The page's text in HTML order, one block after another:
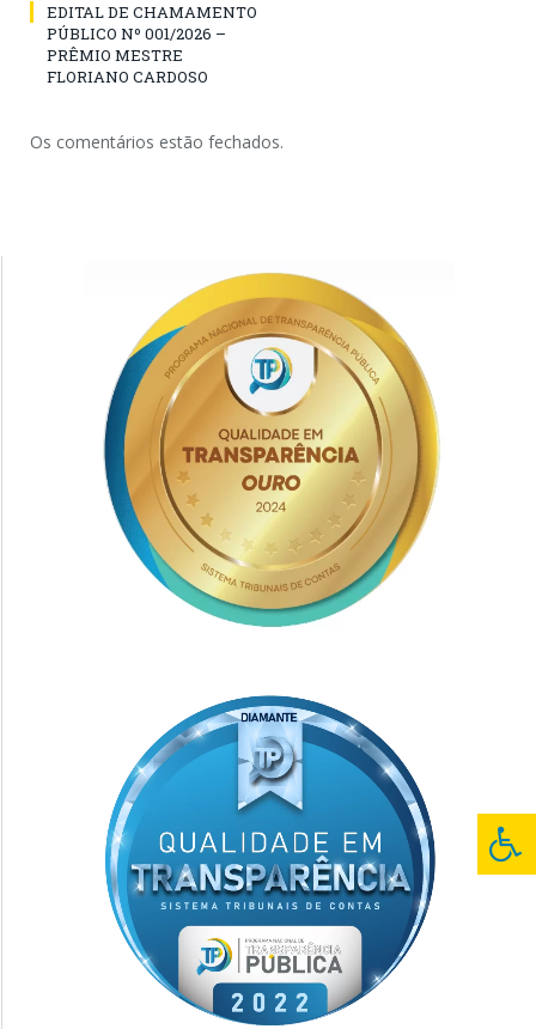
EDITAL DE CHAMAMENTO
PÚBLICO Nº 001/2026 –
PRÊMIO MESTRE
FLORIANO CARDOSO
Os comentários estão fechados.